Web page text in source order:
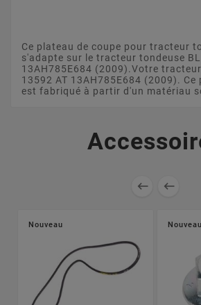
Ce plateau de coupe pour tracteur
s'adapte sur le tracteur tondeuse
13AH785E684 (2009).Votre tracteur
13592 AT 13AH785E684 (2009). Ce
est fabriqué à partir d'un matériau
 
Nouveau Nouveau